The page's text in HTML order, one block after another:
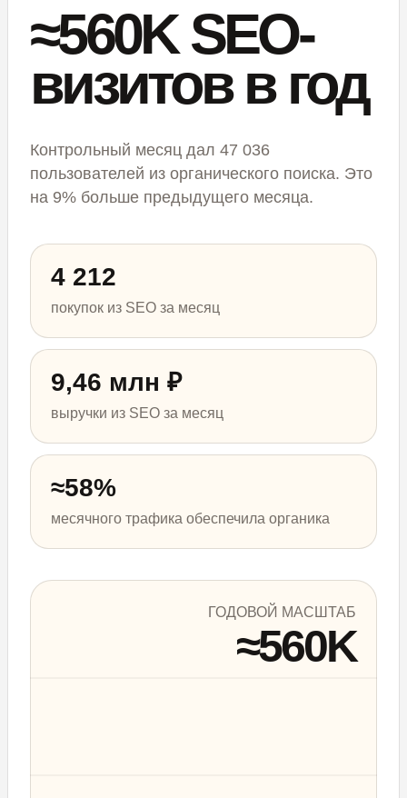
≈560K SEO-
визитов в год
Контрольный месяц дал 47 036
пользователей из органического поиска. Это
на 9% больше предыдущего месяца.
4 212
покупок из SEO за месяц
9,46 млн ₽
выручки из SEO за месяц
≈58%
месячного трафика обеспечила органика
ГОДОВОЙ МАСШТАБ
≈560K